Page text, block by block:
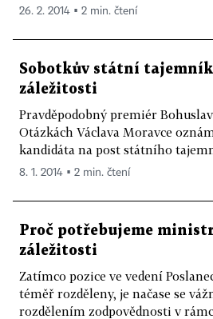
26. 2. 2014 ▪ 2 min. čtení
Sobotkův státní tajemník
záležitosti
Pravděpodobný premiér
Otázkách Václava Moravce
kandidáta na post státního
8. 1. 2014 ▪ 2 min. čtení
Proč potřebujeme
záležitosti
Zatímco pozice ve vedení
téměř rozděleny, je načase se
rozdělením zodpovědnosti v